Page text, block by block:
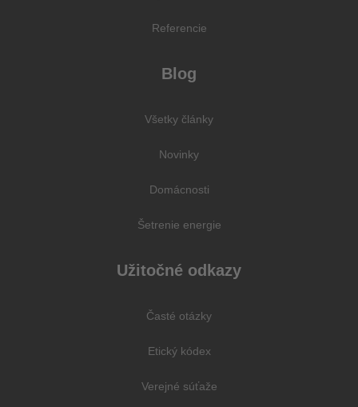
Referencie
Blog
Všetky články
Novinky
Domácnosti
Šetrenie energie
Užitočné odkazy
Časté otázky
Etický kódex
Verejné súťaže